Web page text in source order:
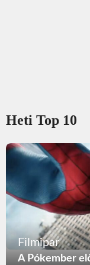
Heti Top 10
Filmipar
A Pókember